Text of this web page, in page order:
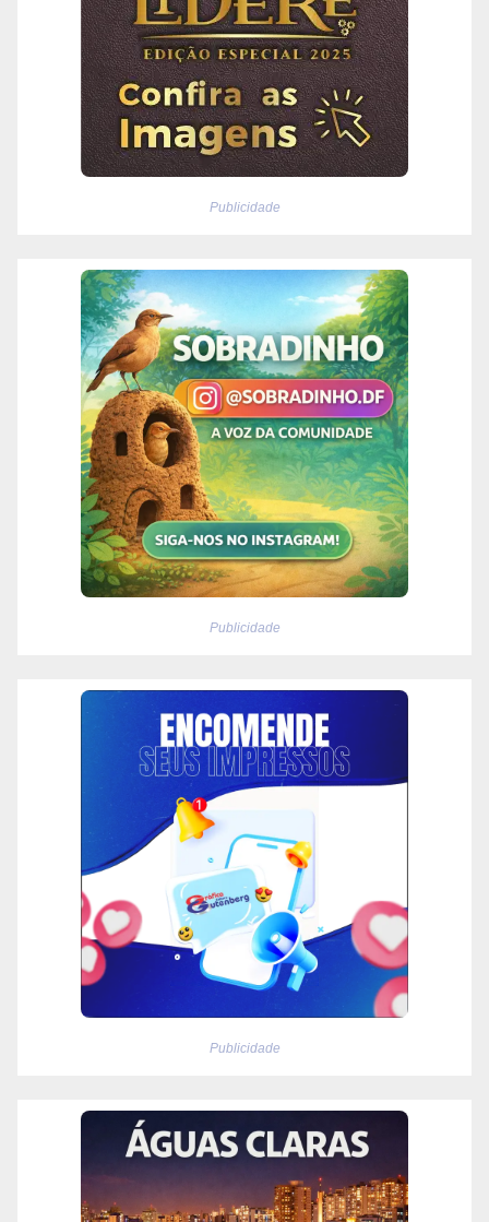
Publicidade
Publicidade
Publicidade